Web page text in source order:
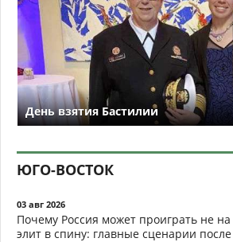
День взятия Бастилии
ЮГО-ВОСТОК
03 авг 2026
Почему Россия может проиграть не
элит в спину: главные сценарии